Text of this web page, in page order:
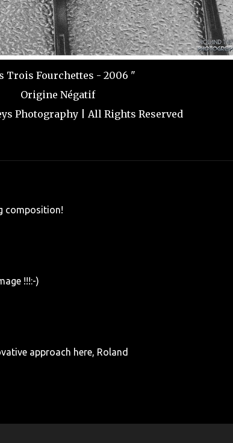
Trois Fourchettes - 2006 "
Origine Négatif
Photography | All Rights Reserved
composition!
!!!:-)
approach here, Roland